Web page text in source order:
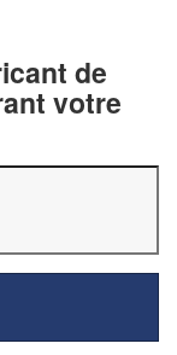
de
votre